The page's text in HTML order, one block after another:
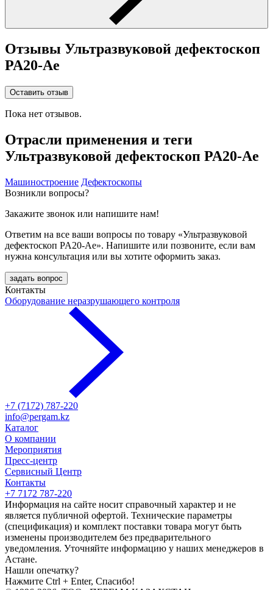
Отзывы Ультразвуковой дефектоскоп
PA20-Ae
Оставить отзыв
Пока нет отзывов.
Отрасли применения и теги
Ультразвуковой дефектоскоп PA20-Ae
Машиностроение Дефектоскопы
Возникли вопросы?
Закажите звонок или напишите нам!
Ответим на все ваши вопросы по товару «Ультразвуковой
дефектоскоп PA20-Ae». Напишите или позвоните, если вам
нужна консультация или вы хотите оформить заказ.
задать вопрос
Контакты
Оборудование неразрушающего контроля
+7 (7172) 787-220
info@pergam.kz
Каталог
О компании
Мероприятия
Пресс-центр
Сервисный Центр
Контакты
+7 7172 787-220
Информация на сайте носит справочный характер и не
является публичной офертой. Технические параметры
(спецификация) и комплект поставки товара могут быть
изменены производителем без предварительного
уведомления. Уточняйте информацию у наших менеджеров в
Астане.
Нашли опечатку?
Нажмите Ctrl + Enter, Спасибо!